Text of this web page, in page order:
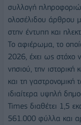
συλλογή
ολοσέλιδου άρθρου
στην έντυπη και
Το αφιέρωμα, το
2026, έχει ως στόχο
νησιού, την ιστορική
και τη γαστρονομική
ιδιαίτερα υψηλή
Times διαθέτει 1,5
561.000 φύλλα και